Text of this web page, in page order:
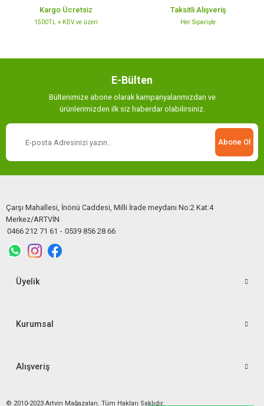
Artvin Logo Baskılı Eşofman Altı / Siyah
Kargo Ücretsiz
1500TL + KDV ve üzeri
Taksitli Alışveriş
Her Siparişte
E-Bülten
Bültenimize abone olarak kampanyalarımızdan ve
ürünlerimizden ilk siz haberdar olabilirsiniz.
Abone Ol
Çarşı Mahallesi, İnönü Caddesi, Milli İrade meydanı No:2 Kat:4
Merkez/ARTVİN
0466 212 71 61 - 0539 856 28 66
Üyelik
Kurumsal
Alışveriş
© 2010-2023 Artvin Mağazaları. Tüm Hakları Saklıdır.